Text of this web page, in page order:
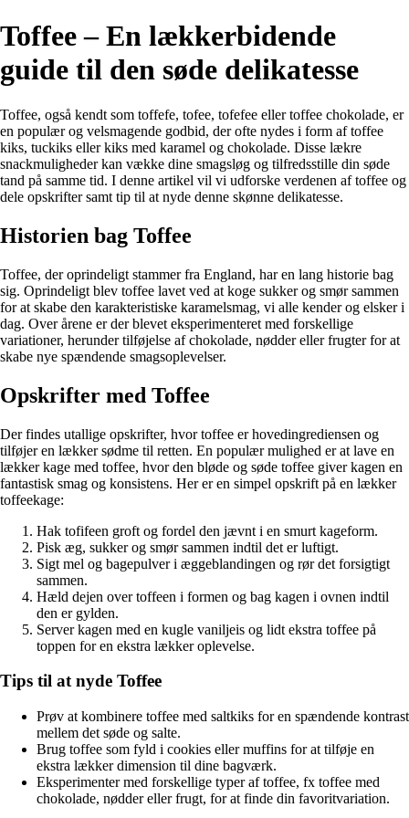
Toffee – En lækkerbidende
guide til den søde delikatesse
Toffee, også kendt som toffefe, tofee, tofefee eller toffee chokolade, er
en populær og velsmagende godbid, der ofte nydes i form af toffee
kiks, tuckiks eller kiks med karamel og chokolade. Disse lækre
snackmuligheder kan vække dine smagsløg og tilfredsstille din søde
tand på samme tid. I denne artikel vil vi udforske verdenen af toffee og
dele opskrifter samt tip til at nyde denne skønne delikatesse.
Historien bag Toffee
Toffee, der oprindeligt stammer fra England, har en lang historie bag
sig. Oprindeligt blev toffee lavet ved at koge sukker og smør sammen
for at skabe den karakteristiske karamelsmag, vi alle kender og elsker i
dag. Over årene er der blevet eksperimenteret med forskellige
variationer, herunder tilføjelse af chokolade, nødder eller frugter for at
skabe nye spændende smagsoplevelser.
Opskrifter med Toffee
Der findes utallige opskrifter, hvor toffee er hovedingrediensen og
tilføjer en lækker sødme til retten. En populær mulighed er at lave en
lækker kage med toffee, hvor den bløde og søde toffee giver kagen en
fantastisk smag og konsistens. Her er en simpel opskrift på en lækker
toffeekage:
Hak tofifeen groft og fordel den jævnt i en smurt kageform.
Pisk æg, sukker og smør sammen indtil det er luftigt.
Sigt mel og bagepulver i æggeblandingen og rør det forsigtigt
sammen.
Hæld dejen over toffeen i formen og bag kagen i ovnen indtil
den er gylden.
Server kagen med en kugle vaniljeis og lidt ekstra toffee på
toppen for en ekstra lækker oplevelse.
Tips til at nyde Toffee
Prøv at kombinere toffee med saltkiks for en spændende kontrast
mellem det søde og salte.
Brug toffee som fyld i cookies eller muffins for at tilføje en
ekstra lækker dimension til dine bagværk.
Eksperimenter med forskellige typer af toffee, fx toffee med
chokolade, nødder eller frugt, for at finde din favoritvariation.